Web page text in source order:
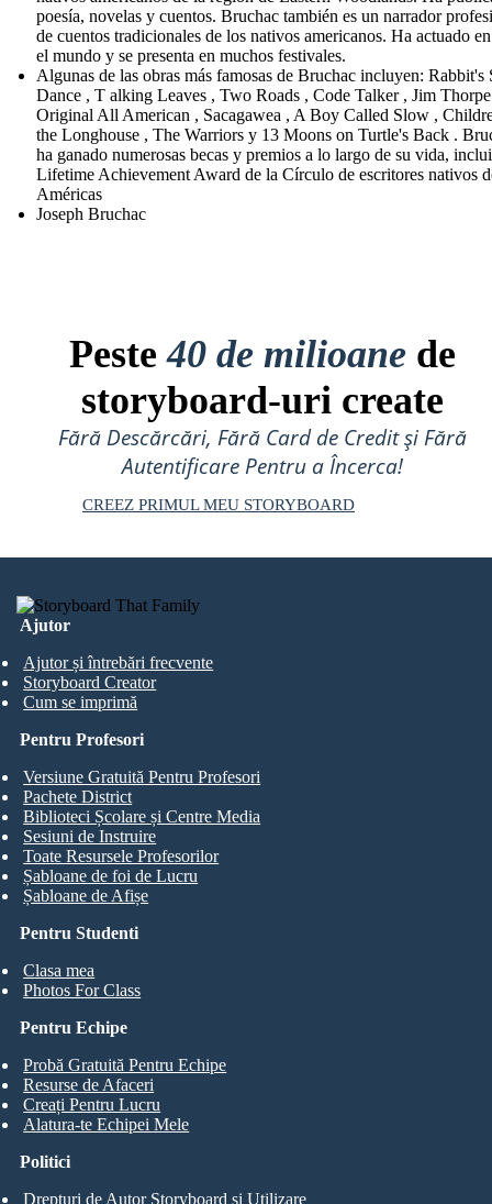
poesía, novelas y cuentos. Bruchac también es un narrador
de cuentos tradicionales de los nativos americanos. Ha actuado
el mundo y se presenta en muchos festivales.
Algunas de las obras más famosas de Bruchac incluyen: Rabbit's
Dance , T alking Leaves , Two Roads , Code Talker , Jim
Original All American , Sacagawea , A Boy Called Slow ,
the Longhouse , The Warriors y 13 Moons on Turtle's Back .
ha ganado numerosas becas y premios a lo largo de su vida,
Lifetime Achievement Award de la Círculo de escritores nativos
Américas
Joseph Bruchac
Peste40 de milioane de
storyboard-uri create
Fără Descărcări, Fără Card de Credit și Fără
Autentificare Pentru a Încerca!
CREEZ PRIMUL MEU STORYBOARD
Ajutor
Ajutor și întrebări frecvente
Storyboard Creator
Cum se imprimă
Pentru Studenti
Clasa mea
Photos For Class
Pentru Profesori
Versiune Gratuită Pentru Profesori
Pachete District
Biblioteci Școlare și Centre Media
Sesiuni de Instruire
Toate Resursele Profesorilor
Șabloane de foi de Lucru
Șabloane de Afișe
Pentru Echipe
Probă Gratuită Pentru Echipe
Resurse de Afaceri
Creați Pentru Lucru
Alatura-te Echipei Mele
Politici
Drepturi de Autor Storyboard și Utilizare